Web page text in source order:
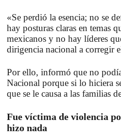
«Se perdió la esencia; no se
hay posturas claras en temas
mexicanos y no hay líderes
dirigencia nacional a corregir
Por ello, informó que no
Nacional porque si lo hiciera
que se le causa a las familias
Fue víctima de violencia
hizo nada